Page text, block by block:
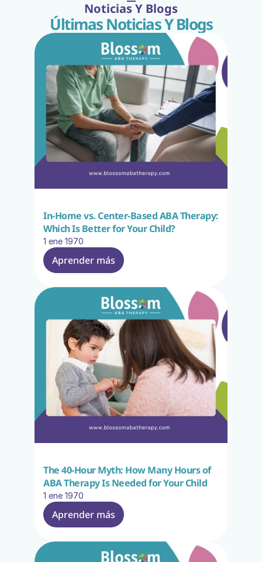
Noticias Y Blogs
Últimas Noticias Y Blogs
In-Home vs. Center-Based ABA Therapy:
Which Is Better for Your Child?
1 ene 1970
Aprender más
The 40-Hour Myth: How Many Hours of
ABA Therapy Is Needed for Your Child
1 ene 1970
Aprender más